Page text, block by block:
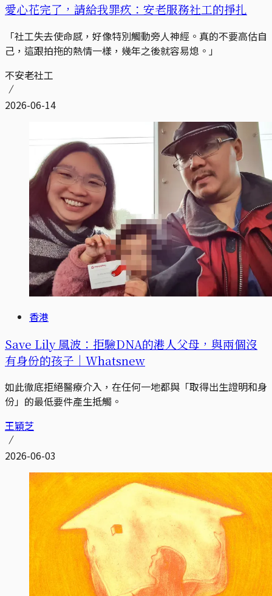
愛心花完了，請給我罪疚：安老服務社工的掙扎
「社工失去使命感，好像特別觸動旁人神經。真的不要高估自
己，這跟拍拖的熱情一樣，幾年之後就容易熄。」
不安老社工
2026-06-14
香港
Save Lily 風波：拒驗DNA的港人父母，與兩個沒
有身份的孩子｜Whatsnew
如此徹底拒絕醫療介入，在任何一地都與「取得出生證明和身
份」的最低要件產生抵觸。
王穎芝
2026-06-03